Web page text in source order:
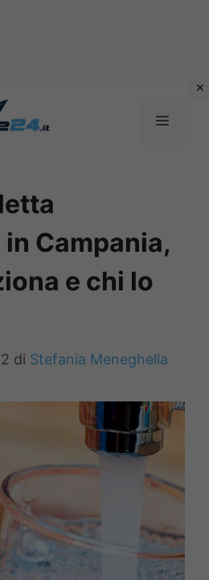
MENU
in Campania,
e chi lo
di Stefania Meneghella